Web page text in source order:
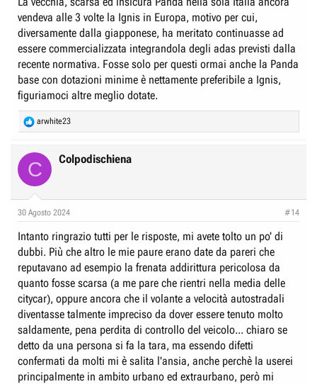
vendeva alle 3 volte la Ignis in Europa, motivo per cui,
diversamente dalla giapponese, ha meritato continuasse ad
essere commercializzata integrandola degli adas previsti dalla
recente normativa. Fosse solo per questi ormai anche la Panda
base con dotazioni minime è nettamente preferibile a Ignis,
figuriamoci altre meglio dotate.
R
e
s
arwhite23
C Colpodischiena
30 Agosto 2024 #14
Intanto ringrazio tutti per le risposte, mi avete tolto un po' di
dubbi. Più che altro le mie paure erano date da pareri che
reputavano ad esempio la frenata addirittura pericolosa da
quanto fosse scarsa (a me pare che rientri nella media delle
citycar), oppure ancora che il volante a velocità autostradali
diventasse talmente impreciso da dover essere tenuto molto
saldamente, pena perdita di controllo del veicolo... chiaro se
detto da una persona si fa la tara, ma essendo difetti
confermati da molti mi è salita l'ansia, anche perchè la userei
principalmente in ambito urbano ed extraurbano, però mi